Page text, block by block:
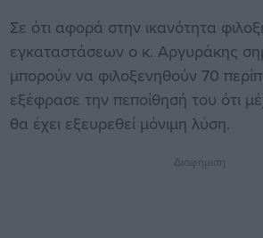
Σε ότι αφορά στην ικανότητα
εγκαταστάσεων ο κ. Αργυράκης
μπορούν να φιλοξενηθούν 70
εξέφρασε την πεποίθησή του ότι
θα έχει εξευρεθεί μόνιμη λύση.
Διαφήμιση